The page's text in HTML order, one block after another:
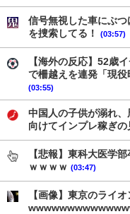
信号無視した車にぶ
を捜索してる！
(03:57)
【海外の反応】52歳
で柵越えを連発「現
(03:55)
中国人の子供が溺れ
向けてインプレ稼ぎ
【悲報】東科大医学
ｗｗｗｗ (03:47)
【画像】東京のライ